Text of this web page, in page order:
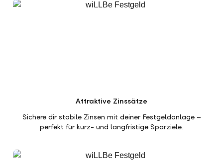
Attraktive Zinssätze
Sichere dir stabile Zinsen mit deiner Festgeldanlage –
perfekt für kurz- und langfristige Sparziele.